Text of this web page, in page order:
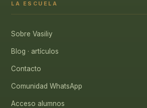
LA ESCUELA
Sobre Vasiliy
Blog · artículos
Contacto
Comunidad WhatsApp
Acceso alumnos